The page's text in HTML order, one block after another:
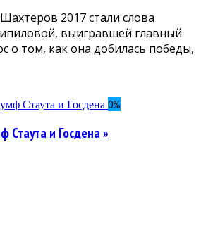
2017 стали слова
выигравшей главный
о том, как она добилась победы,
0%
Стаута и Госдена »